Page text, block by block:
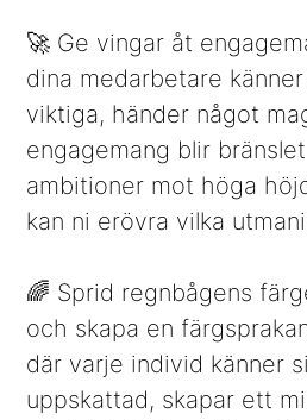
🚀 Ge vingar åt
dina medarbetare
viktiga, händer något
engagemang blir
ambitioner mot höga
kan ni erövra vilka
🌈 Sprid regnbågens
och skapa en
där varje individ känner
uppskattad, skapar ett